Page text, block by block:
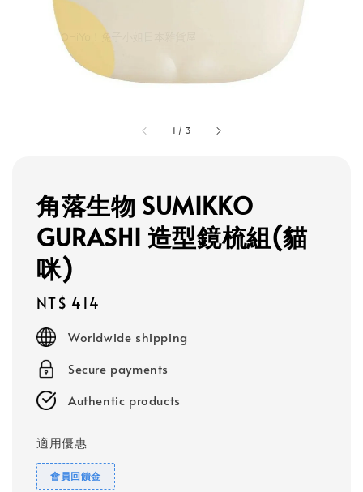
1 / 3
角落生物 SUMIKKO
GURASHI 造型鏡梳組(貓
咪)
Regular
price
NT$ 414
Worldwide shipping
Secure payments
Authentic products
適用優惠
會員回饋金